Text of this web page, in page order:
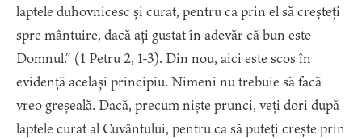
laptele duhovnicesc și curat, pentru ca prin el să creșteți
spre mântuire, dacă ați gustat în adevăr că bun este
Domnul.” (1 Petru 2, 1-3). Din nou, aici este scos în
evidență același principiu. Nimeni nu trebuie să facă
vreo greșeală. Dacă, precum niște prunci, veți dori după
laptele curat al Cuvântului, pentru ca să puteți crește prin